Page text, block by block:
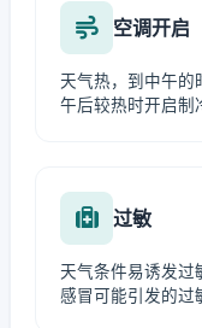
空调开启
天气热，到中午的
午后较热时开启制
过敏
天气条件易诱发过
感冒可能引发的过